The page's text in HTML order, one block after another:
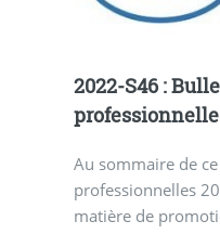
2022-S46 :
Au sommaire de
professionnelles
matière de